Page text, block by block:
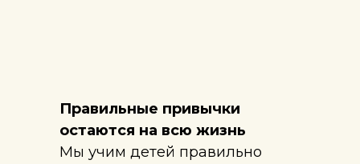
Правильные привычки
остаются на всю жизнь
Мы учим детей правильно